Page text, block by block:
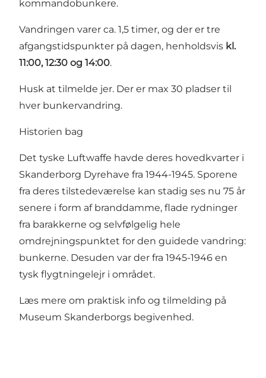
kommandobunkere.
Vandringen varer ca. 1,5 timer, og der er tre
afgangstidspunkter på dagen, henholdsvis kl.
11:00, 12:30 og 14:00.
Husk at tilmelde jer. Der er max 30 pladser til
hver bunkervandring.
Historien bag
Det tyske Luftwaffe havde deres hovedkvarter i
Skanderborg Dyrehave fra 1944-1945. Sporene
fra deres tilstedeværelse kan stadig ses nu 75 år
senere i form af branddamme, flade rydninger
fra barakkerne og selvfølgelig hele
omdrejningspunktet for den guidede vandring:
bunkerne. Desuden var der fra 1945-1946 en
tysk flygtningelejr i området.
Læs mere om praktisk info og tilmelding på
Museum Skanderborgs begivenhed.